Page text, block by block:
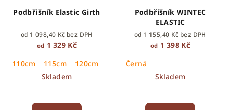
Podbřišník Elastic Girth
od 1 098,40 Kč bez DPH
od 1 329 Kč
110cm
115cm 120cm 130cm 125cm
Skladem
Podbřišník WINTEC
ELASTIC
od 1 155,40 Kč bez DPH
od 1 398 Kč
Černá
Skladem